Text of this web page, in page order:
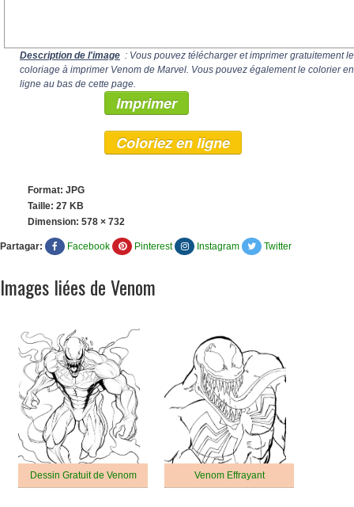
Description de l'image : Vous pouvez télécharger et imprimer gratuitement le
coloriage à imprimer Venom de Marvel. Vous pouvez également le colorier en
ligne au bas de cette page.
Imprimer
Coloriez en ligne
Format: JPG
Taille: 27 KB
Dimension: 578 × 732
Partagar: Facebook Pinterest Instagram Twitter
Images liées de Venom
Dessin Gratuit de Venom Venom Effrayant